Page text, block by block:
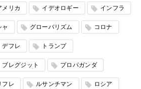
メリカ イデオロギー インフラ
ャ グローバリズム コロナ
デフレ トランプ
ブレグジット プロパガンダ
フレ ルサンチマン ロシア